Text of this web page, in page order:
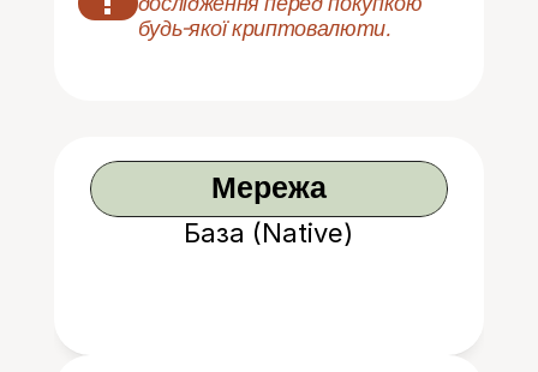
будь-якої криптовалюти.
Мережа
База (Native)